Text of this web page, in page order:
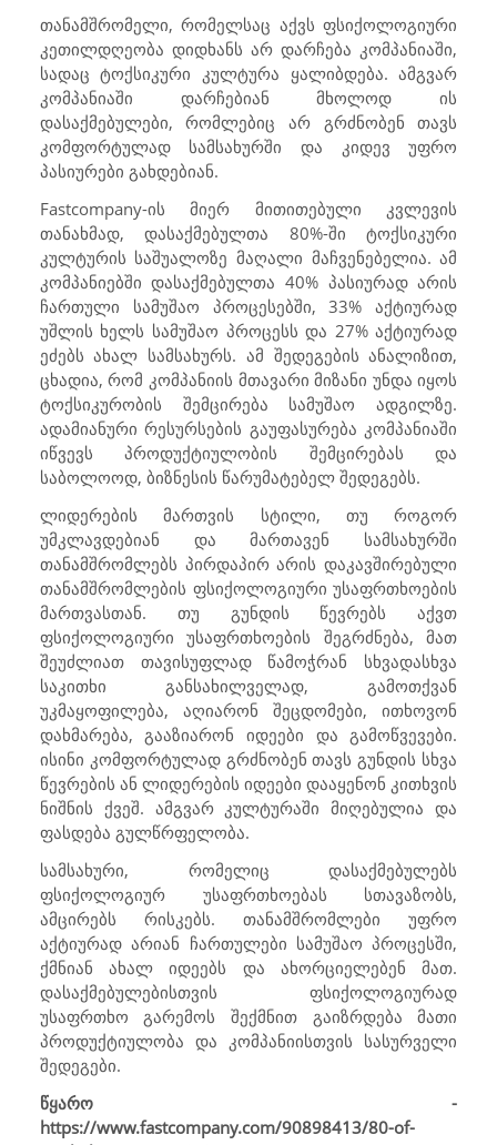
თანამშრომელი, რომელსაც აქვს ფსიქოლოგიური
კეთილდღეობა დიდხანს არ დარჩება კომპანიაში,
სადაც ტოქსიკური კულტურა ყალიბდება. ამგვარ
კომპანიაში დარჩებიან მხოლოდ ის
დასაქმებულები, რომლებიც არ გრძნობენ თავს
კომფორტულად სამსახურში და კიდევ უფრო
პასიურები გახდებიან.
Fastcompany-ის მიერ მითითებული კვლევის
თანახმად, დასაქმებულთა 80%-ში ტოქსიკური
კულტურის საშუალოზე მაღალი მაჩვენებელია. ამ
კომპანიებში დასაქმებულთა 40% პასიურად არის
ჩართული სამუშაო პროცესებში, 33% აქტიურად
უშლის ხელს სამუშაო პროცესს და 27% აქტიურად
ეძებს ახალ სამსახურს. ამ შედეგების ანალიზით,
ცხადია, რომ კომპანიის მთავარი მიზანი უნდა იყოს
ტოქსიკურობის შემცირება სამუშაო ადგილზე.
ადამიანური რესურსების გაუფასურება კომპანიაში
იწვევს პროდუქტიულობის შემცირებას და
საბოლოოდ, ბიზნესის წარუმატებელ შედეგებს.
ლიდერების მართვის სტილი, თუ როგორ
უმკლავდებიან და მართავენ სამსახურში
თანამშრომლებს პირდაპირ არის დაკავშირებული
თანამშრომლების ფსიქოლოგიური უსაფრთხოების
მართვასთან. თუ გუნდის წევრებს აქვთ
ფსიქოლოგიური უსაფრთხოების შეგრძნება, მათ
შეუძლიათ თავისუფლად წამოჭრან სხვადასხვა
საკითხი განსახილველად, გამოთქვან
უკმაყოფილება, აღიარონ შეცდომები, ითხოვონ
დახმარება, გააზიარონ იდეები და გამოწვევები.
ისინი კომფორტულად გრძნობენ თავს გუნდის სხვა
წევრების ან ლიდერების იდეები დააყენონ კითხვის
ნიშნის ქვეშ. ამგვარ კულტურაში მიღებულია და
ფასდება გულწრფელობა.
სამსახური, რომელიც დასაქმებულებს
ფსიქოლოგიურ უსაფრთხოებას სთავაზობს,
ამცირებს რისკებს. თანამშრომლები უფრო
აქტიურად არიან ჩართულები სამუშაო პროცესში,
ქმნიან ახალ იდეებს და ახორციელებენ მათ.
დასაქმებულებისთვის ფსიქოლოგიურად
უსაფრთხო გარემოს შექმნით გაიზრდება მათი
პროდუქტიულობა და კომპანიისთვის სასურველი
შედეგები.
წყარო -
https://www.fastcompany.com/90898413/80-of-